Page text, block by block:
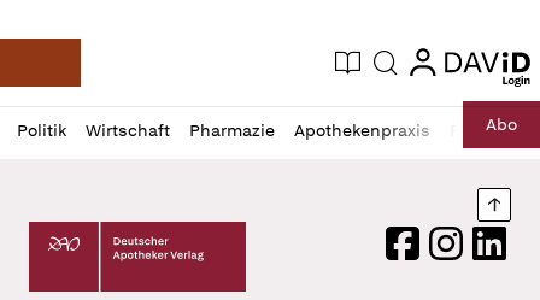
Deutsche Apotheker Zeitung
Aktuelle Ausgabe
Suche login
login
Politik Wirtschaft Pharmazie Apothekenpraxis RechtAbo
Profil
öffnen
Daz
Pur
Deutscher Apotheker Verlag Logo
FacebookInstagram